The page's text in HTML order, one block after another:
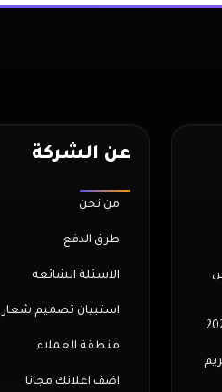
عن الشركة
من نحن
طرق الدفع
الاسئلة الشائعه
استبيان تصميم شعار
منطقة العملاء
اضف اعلانك مجانا